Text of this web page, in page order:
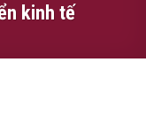
kinh tế